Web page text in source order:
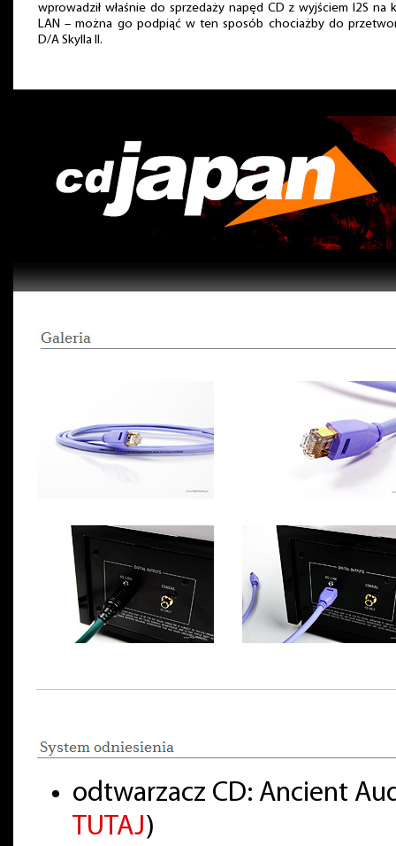
wprowadził właśnie do sprzedaży napęd CD z wyjściem I2S na
LAN – można go podpiąć w ten sposób chociażby do
D/A Skylla II.
odtwarzacz CD: Ancient
TUTAJ)